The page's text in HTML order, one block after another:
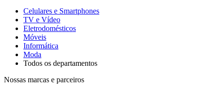
Celulares e Smartphones
TV e Vídeo
Eletrodomésticos
Móveis
Informática
Moda
Todos os departamentos
Nossas marcas e parceiros